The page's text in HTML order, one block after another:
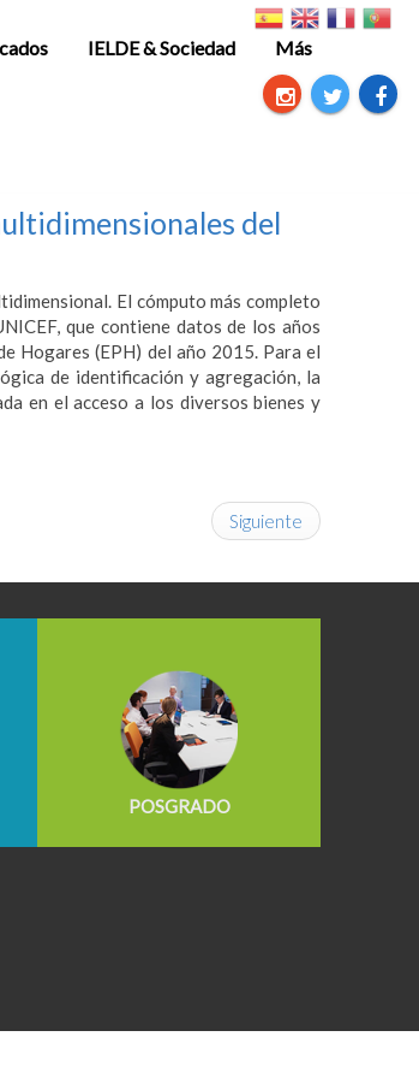
IELDE & Sociedad Más
del
El cómputo más completo
que contiene datos de los años
Hogares (EPH) del año 2015. Para el
de identificación y agregación, la
en el acceso a los diversos bienes y
Siguiente
POSGRADO